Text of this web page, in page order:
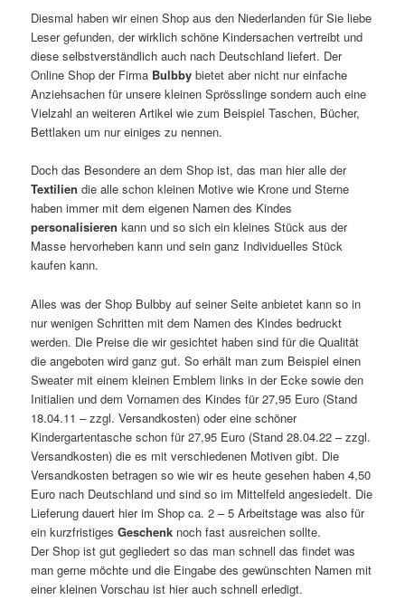
Diesmal haben wir einen Shop aus den Niederlanden für Sie liebe
Leser gefunden, der wirklich schöne Kindersachen vertreibt und
diese selbstverständlich auch nach Deutschland liefert. Der
Online Shop der Firma Bulbby bietet aber nicht nur einfache
Anziehsachen für unsere kleinen Sprösslinge sondern auch eine
Vielzahl an weiteren Artikel wie zum Beispiel Taschen, Bücher,
Bettlaken um nur einiges zu nennen.
Doch das Besondere an dem Shop ist, das man hier alle der
Textilien die alle schon kleinen Motive wie Krone und Sterne
haben immer mit dem eigenen Namen des Kindes
personalisieren kann und so sich ein kleines Stück aus der
Masse hervorheben kann und sein ganz Individuelles Stück
kaufen kann.
Alles was der Shop Bulbby auf seiner Seite anbietet kann so in
nur wenigen Schritten mit dem Namen des Kindes bedruckt
werden. Die Preise die wir gesichtet haben sind für die Qualität
die angeboten wird ganz gut. So erhält man zum Beispiel einen
Sweater mit einem kleinen Emblem links in der Ecke sowie den
Initialien und dem Vornamen des Kindes für 27,95 Euro (Stand
18.04.11 – zzgl. Versandkosten) oder eine schöner
Kindergartentasche schon für 27,95 Euro (Stand 28.04.22 – zzgl.
Versandkosten) die es mit verschiedenen Motiven gibt. Die
Versandkosten betragen so wie wir es heute gesehen haben 4,50
Euro nach Deutschland und sind so im Mittelfeld angesiedelt. Die
Lieferung dauert hier im Shop ca. 2 – 5 Arbeitstage was also für
ein kurzfristigesGeschenk noch fast ausreichen sollte.
Der Shop ist gut gegliedert so das man schnell das findet was
man gerne möchte und die Eingabe des gewünschten Namen mit
einer kleinen Vorschau ist hier auch schnell erledigt.